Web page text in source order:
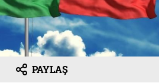
PAYLAŞ